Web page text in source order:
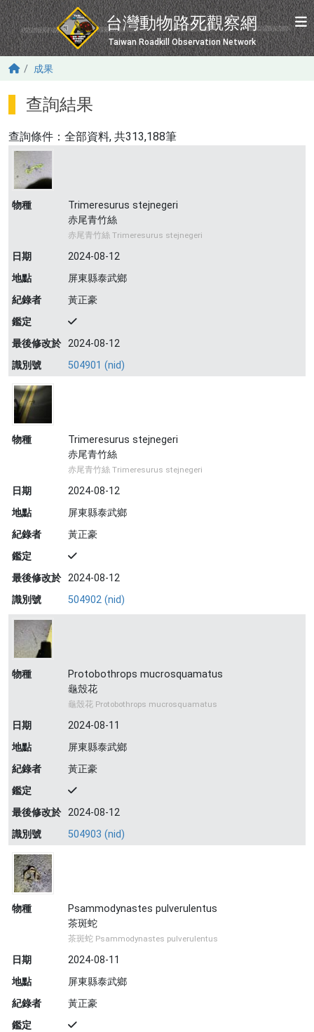
移至主內容
台灣動物路死觀察網
Taiwan Roadkill Observation Network
成果
查詢結果
查詢條件： 全部資料, 共313,188筆
物種
Trimeresurus stejnegeri
赤尾青竹絲
赤尾青竹絲 Trimeresurus stejnegeri
日期
2024-08-12
地點
屏東縣泰武鄉
紀錄者
黃正豪
鑑定
最後修改於 2024-08-12
識別號
504901 (nid)
物種
Trimeresurus stejnegeri
赤尾青竹絲
赤尾青竹絲 Trimeresurus stejnegeri
日期
2024-08-12
地點
屏東縣泰武鄉
紀錄者
黃正豪
鑑定
最後修改於 2024-08-12
識別號
504902 (nid)
物種
Protobothrops mucrosquamatus
龜殼花
龜殼花 Protobothrops mucrosquamatus
日期
2024-08-11
地點
屏東縣泰武鄉
紀錄者
黃正豪
鑑定
最後修改於 2024-08-12
識別號
504903 (nid)
物種
Psammodynastes pulverulentus
茶斑蛇
茶斑蛇 Psammodynastes pulverulentus
日期
2024-08-11
地點
屏東縣泰武鄉
紀錄者
黃正豪
鑑定